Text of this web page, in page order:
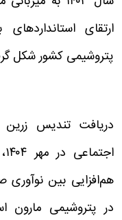
ارتقای
پتروشیمی کشور شکل
دریافت تندیس
هم‌افزایی بین نوآوری
در پتروشیمی مارون